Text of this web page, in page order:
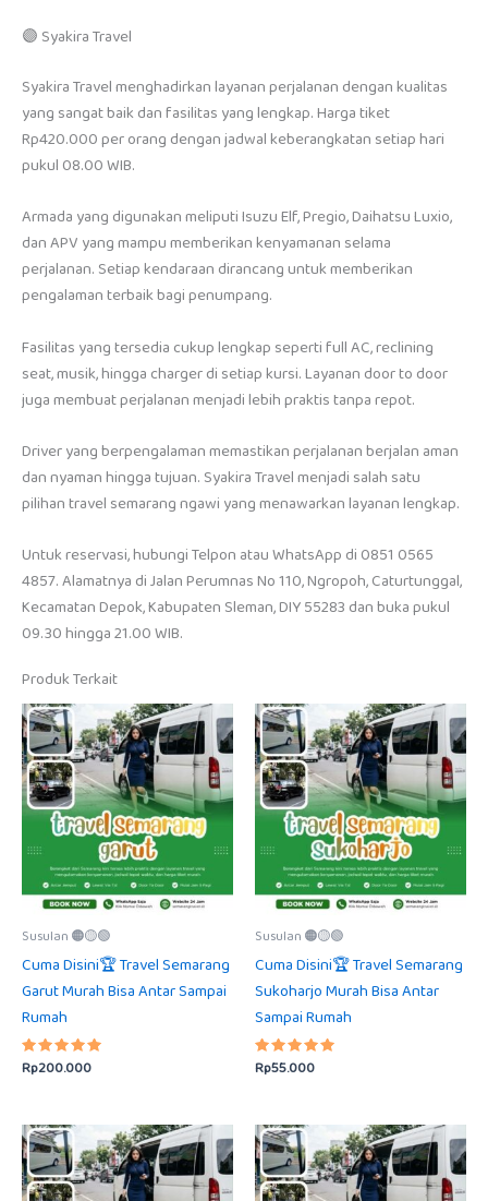
🟣 Syakira Travel
Syakira Travel menghadirkan layanan perjalanan dengan kualitas
yang sangat baik dan fasilitas yang lengkap. Harga tiket
Rp420.000 per orang dengan jadwal keberangkatan setiap hari
pukul 08.00 WIB.
Armada yang digunakan meliputi Isuzu Elf, Pregio, Daihatsu Luxio,
dan APV yang mampu memberikan kenyamanan selama
perjalanan. Setiap kendaraan dirancang untuk memberikan
pengalaman terbaik bagi penumpang.
Fasilitas yang tersedia cukup lengkap seperti full AC, reclining
seat, musik, hingga charger di setiap kursi. Layanan door to door
juga membuat perjalanan menjadi lebih praktis tanpa repot.
Driver yang berpengalaman memastikan perjalanan berjalan aman
dan nyaman hingga tujuan. Syakira Travel menjadi salah satu
pilihan travel semarang ngawi yang menawarkan layanan lengkap.
Untuk reservasi, hubungi Telpon atau WhatsApp di 0851 0565
4857. Alamatnya di Jalan Perumnas No 110, Ngropoh, Caturtunggal,
Kecamatan Depok, Kabupaten Sleman, DIY 55283 dan buka pukul
09.30 hingga 21.00 WIB.
Produk Terkait
Susulan 🟠🟡🟢
Cuma Disini🏆 Travel Semarang
Garut Murah Bisa Antar Sampai
Rumah
Dinilai
5.00
Rp200.000
Susulan 🟠🟡🟢
Cuma Disini🏆 Travel Semarang
Sukoharjo Murah Bisa Antar
Sampai Rumah
Dinilai
5.00
Rp55.000